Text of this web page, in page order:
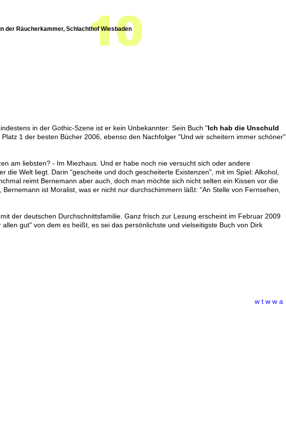
der Räucherkammer, Schlachthof Wiesbaden
in der Gothic-Szene ist er kein Unbekannter: Sein Buch "Ich hab die Unschuld
1 der besten Bücher 2006, ebenso den Nachfolger "Und wir scheitern immer schöner"
am liebsten? - Im Miezhaus. Und er habe noch nie versucht sich oder andere
Welt liegt. Darin "gescheite und doch gescheiterte Existenzen", mit im Spiel: Alkohol,
reimt Bernemann aber auch, doch man möchte sich nicht selten ein Kissen vor die
ist Moralist, was er nicht nur durchschimmern läßt: "An Stelle von Fernsehen,
der deutschen Durchschnittsfamilie. Ganz frisch zur Lesung erscheint im Februar 2009
gut" von dem es heißt, es sei das persönlichste und vielseitigste Buch von Dirk
w t w w a